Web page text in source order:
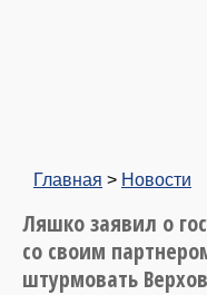
Главная > Новости
Ляшко заявил о
со своим
штурмовать